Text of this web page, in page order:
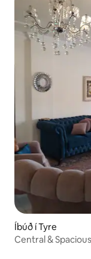
Íbúð í Tyre
Central &